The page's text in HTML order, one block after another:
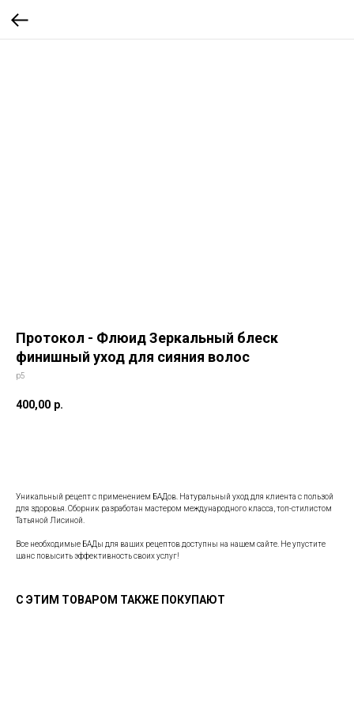
Протокол - Флюид Зеркальный блеск
финишный уход для сияния волос
p5
400,00 р.
Уникальный рецепт с применением БАДов. Натуральный уход для клиента с пользой
для здоровья. Сборник разработан мастером международного класса, топ-стилистом
Татьяной Лисиной.
Все необходимые БАДы для ваших рецептов доступны на нашем сайте. Не упустите
шанс повысить эффективность своих услуг!
С ЭТИМ ТОВАРОМ ТАКЖЕ ПОКУПАЮТ